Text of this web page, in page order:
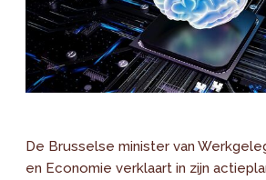
De Brusselse minister van
en Economie verklaart in zijn